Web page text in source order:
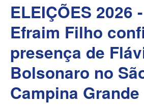
ELEIÇÕES 2026
Efraim Filho
presença de
Bolsonaro no
Campina Grande